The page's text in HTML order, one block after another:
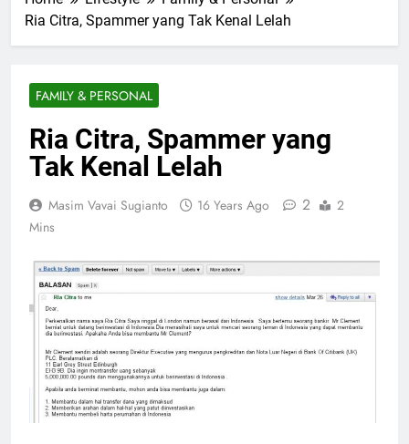
Ria Citra, Spammer yang Tak Kenal Lelah
FAMILY & PERSONAL
Ria Citra, Spammer yang
Tak Kenal Lelah
Masim Vavai Sugianto 16 Years Ago 2
2
Mins